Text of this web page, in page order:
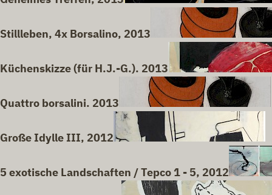
Stillleben, 4x Borsalino, 2013
Küchenskizze (für H.J.-G.). 2013
Quattro borsalini. 2013
Große Idylle III, 2012
5 exotische Landschaften / Tepco 1 - 5, 2012